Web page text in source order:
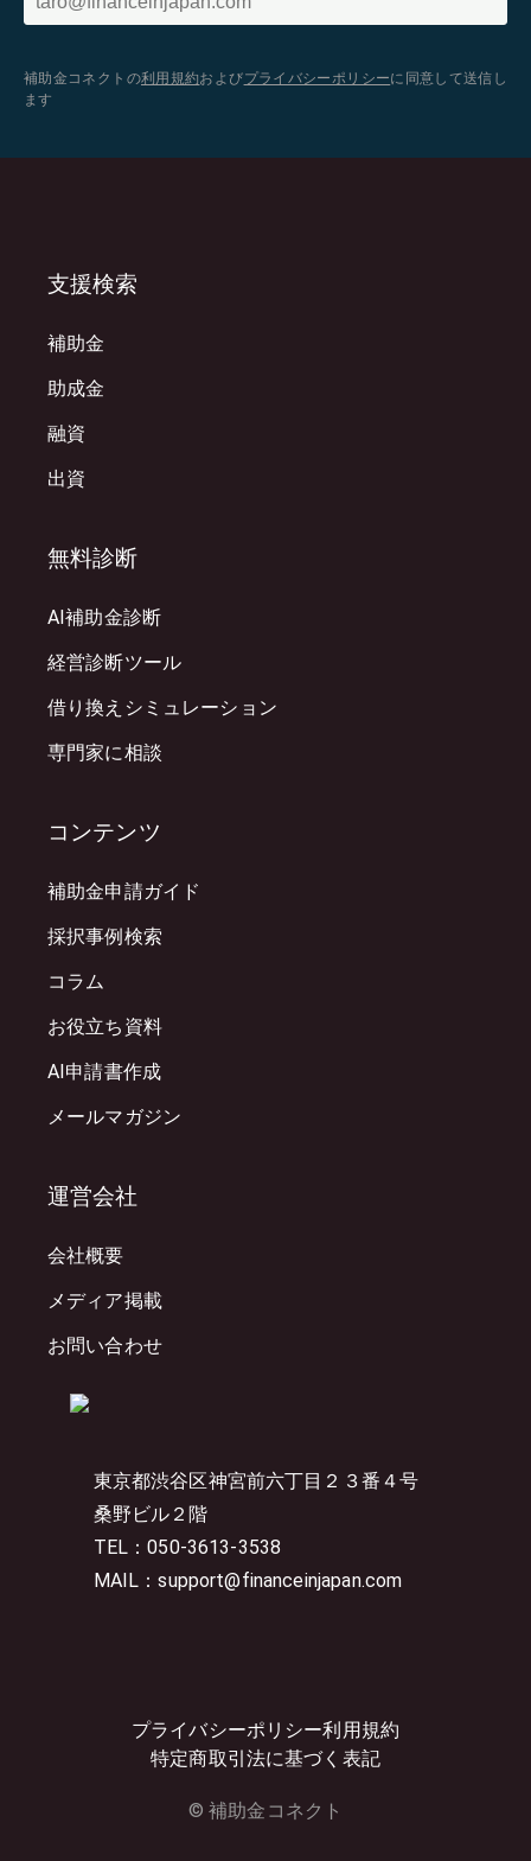
補助金コネクトの利用規約およびプライバシーポリシーに同意して送信し
ます
東京都渋谷区神宮前六丁目２３番４号
桑野ビル２階
TEL：050-3613-3538
MAIL：support@financeinjapan.com
プライバシーポリシー利用規約
特定商取引法に基づく表記
© 補助金コネクト
支援検索
補助金
助成金
融資
出資
無料診断
AI補助金診断
経営診断ツール
借り換えシミュレーション
専門家に相談
コンテンツ
補助金申請ガイド
採択事例検索
コラム
お役立ち資料
AI申請書作成
メールマガジン
運営会社
会社概要
メディア掲載
お問い合わせ